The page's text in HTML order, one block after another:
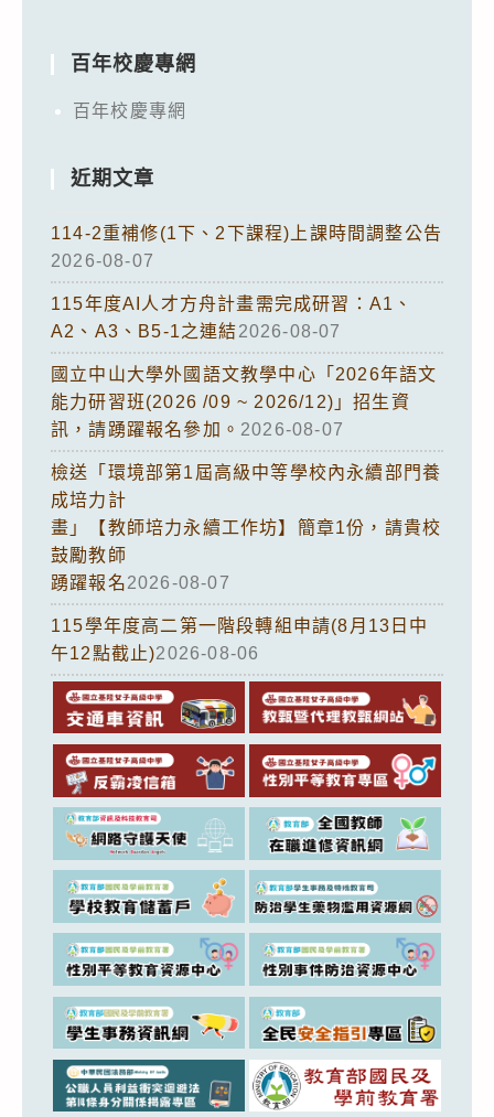
百年校慶專網
百年校慶專網
近期文章
114-2重補修(1下、2下課程)上課時間調整公告
2026-08-07
115年度AI人才方舟計畫需完成研習：A1、
A2、A3、B5-1之連結2026-08-07
國立中山大學外國語文教學中心「2026年語文
能力研習班(2026 /09 ~ 2026/12)」招生資
訊，請踴躍報名參加。 2026-08-07
檢送「環境部第1屆高級中等學校內永續部門養
成培力計
畫」【教師培力永續工作坊】簡章1份，請貴校
鼓勵教師
踴躍報名2026-08-07
115學年度高二第一階段轉組申請(8月13日中
午12點截止)2026-08-06